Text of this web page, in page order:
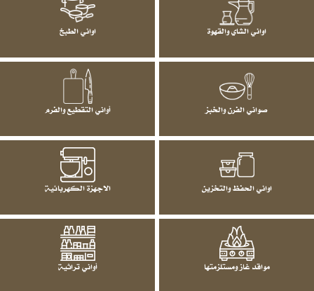
اواني الشاي والقهوة اواني الطبخ
صواني الفرن والخبز أواني التقطيع والفرم
اواني الحفظ والتخزين الاجهزة الكهربائية
مواقد غاز ومستلزمتها أواني تراثية